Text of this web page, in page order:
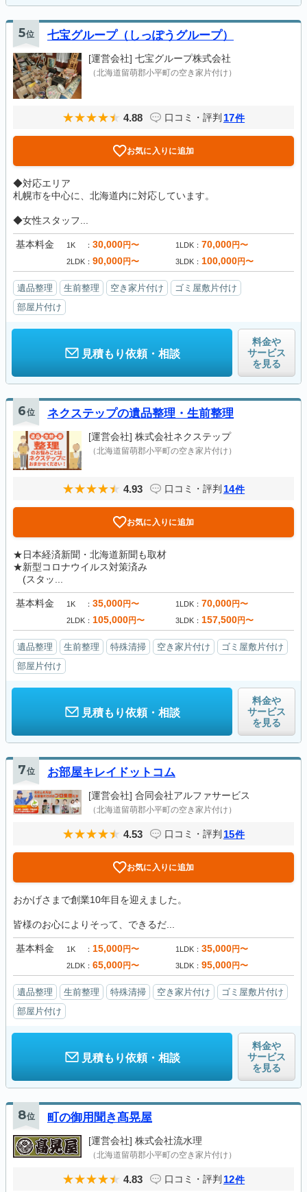
5位 七宝グループ（しっぽうグループ）
[運営会社] 七宝グループ株式会社
（北海道留萌郡小平町の空き家片付け）
4.88 口コミ・評判 17件
お気に入りに追加
◆対応エリア
札幌市を中心に、北海道内に対応しています。
◆女性スタッフ...
基本料金 1K 30,000円〜 1LDK 70,000円〜
2LDK 90,000円〜 3LDK 100,000円〜
遺品整理 生前整理 空き家片付け
ゴミ屋敷片付け
部屋片付け
見積もり依頼・相談
料金や
サービス
を見る
6位 ネクステップの遺品整理・生前整理
[運営会社] 株式会社ネクステップ
（北海道留萌郡小平町の空き家片付け）
4.93 口コミ・評判 14件
お気に入りに追加
★日本経済新聞・北海道新聞も取材
★新型コロナウイルス対策済み
(スタッ...
基本料金 1K 35,000円〜 1LDK 70,000円〜
2LDK 105,000円〜 3LDK 157,500円〜
遺品整理 生前整理 特殊清掃 空き家片付け
ゴミ屋敷片付け
部屋片付け
見積もり依頼・相談
料金や
サービス
を見る
7位 お部屋キレイドットコム
[運営会社] 合同会社アルファサービス
（北海道留萌郡小平町の空き家片付け）
4.53 口コミ・評判 15件
お気に入りに追加
おかげさまで創業10年目を迎えました。
皆様のお心によりそって、できるだ...
基本料金 1K 15,000円〜 1LDK 35,000円〜
2LDK 65,000円〜 3LDK 95,000円〜
遺品整理 生前整理 特殊清掃 空き家片付け
ゴミ屋敷片付け
部屋片付け
見積もり依頼・相談
料金や
サービス
を見る
8位 町の御用聞き髙晃屋
[運営会社] 株式会社流水理
（北海道留萌郡小平町の空き家片付け）
4.83 口コミ・評判 12件